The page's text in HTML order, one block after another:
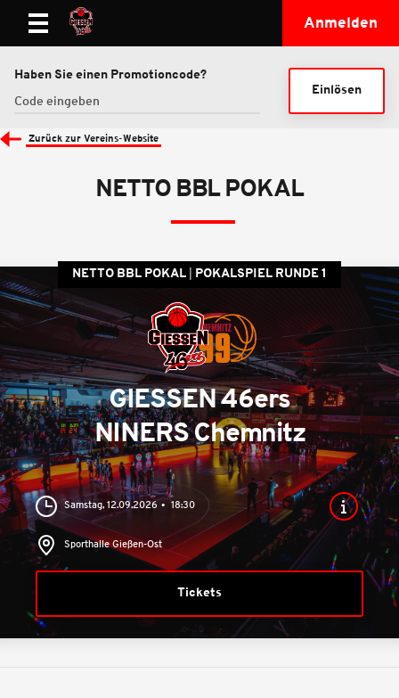
Anmelden
Haben Sie einen Promotioncode?
Einlösen
Zurück zur Vereins-Website
NETTO BBL POKAL
NETTO BBL POKAL POKALSPIEL RUNDE 1
GIESSEN 46ers
NINERS Chemnitz
Samstag, 12.09.2026 18:30
Sporthalle Gießen-Ost
Tickets